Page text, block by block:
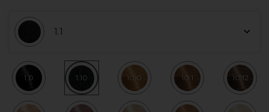
1.1
1.0 1.10 10.0 10.1 10.12